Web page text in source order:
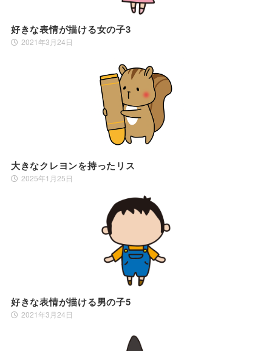
好きな表情が描ける女の子3
2021年3月24日
大きなクレヨンを持ったリス
2025年1月25日
好きな表情が描ける男の子5
2021年3月24日